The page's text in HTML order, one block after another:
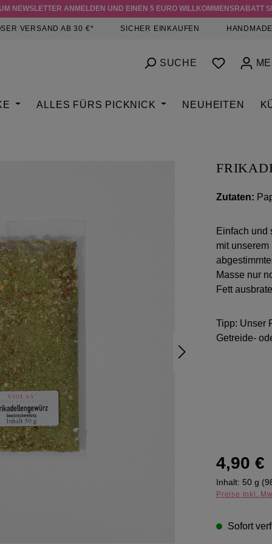
NEWSLETTER ANMELDEN UND EINEN 5 EURO WILLKOMMENSRABATT
VERSAND AB 30 €* SICHER EINKAUFEN
SUCHE DU
ALLES FÜRS PICKNICK NEUHEITEN
Zutaten:
Einfach und
mit
Masse nur
Fett
Tipp: Unser
Getreide-
Regulärer
4,90 €
Inhalt: 50 g
Preise inkl.
Sofort